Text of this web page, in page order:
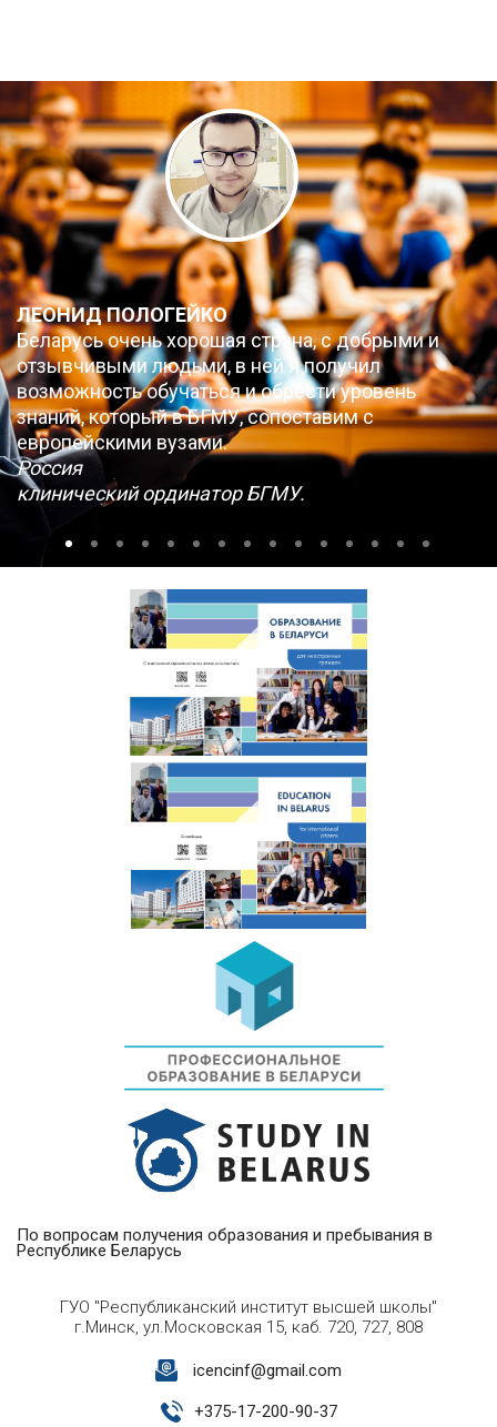
ЛЕОНИД ПОЛОГЕЙКО
Беларусь очень хорошая страна, с добрыми и
отзывчивыми людьми, в ней я получил
возможность обучаться и обрести уровень
знаний, который в БГМУ, сопоставим с
европейскими вузами.
Россия
клинический ординатор БГМУ.
По вопросам получения образования и пребывания в
Республике Беларусь
ГУО "Республиканский институт высшей школы"
г.Минск, ул.Московская 15, каб. 720, 727, 808
icencinf@gmail.com
+375-17-200-90-37